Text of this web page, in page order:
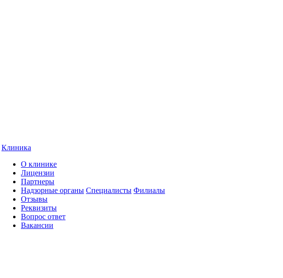
Клиника
О клинике
Лицензии
Партнеры
Надзорные органы
Отзывы
Реквизиты
Вопрос ответ
Вакансии
Специалисты Филиалы